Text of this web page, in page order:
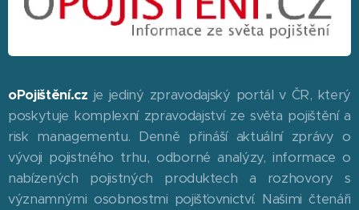
oPojištění.cz je jediný zpravodajský portál v ČR, který
poskytuje komplexní zpravodajství ze světa pojištění a
risk managementu. Denně přináší aktuální zprávy o
vývoji pojistného trhu, odborné analýzy, informace o
nabízených pojistných produktech a rozhovory s
významnými osobnostmi pojišťovnictví. Našimi čtenáři